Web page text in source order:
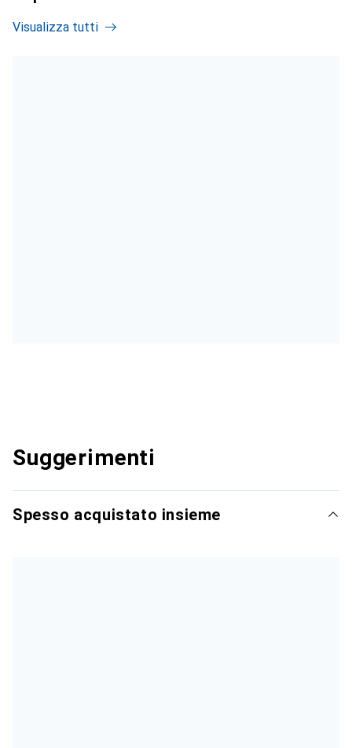
Visualizza tutti
Suggerimenti
Spesso acquistato insieme